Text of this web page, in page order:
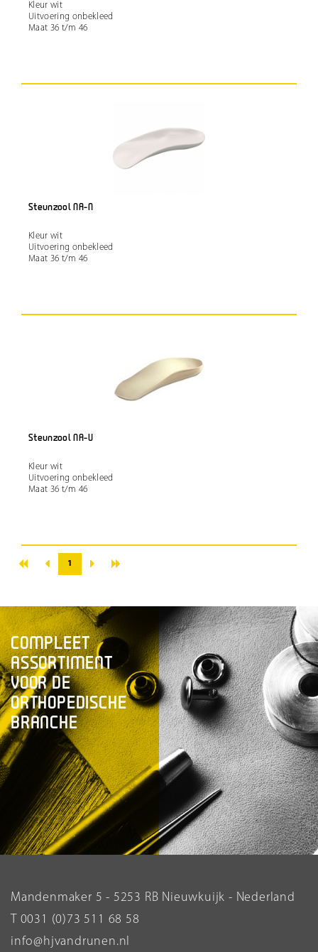
Kleur wit
Uitvoering onbekleed
Maat 36 t/m 46
Steunzool NA-N
Kleur wit
Uitvoering onbekleed
Maat 36 t/m 46
Steunzool NA-U
Kleur wit
Uitvoering onbekleed
Maat 36 t/m 46
« ‹ 1 › »
COMPLEET
ASSORTIMENT
VOOR DE
ORTHOPEDISCHE
BRANCHE
Mandenmaker 5 - 5253 RB Nieuwkuijk - Nederland
T 0031 (0)73 511 68 58
info@hjvandrunen.nl